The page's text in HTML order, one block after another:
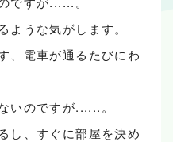
ような気がします。
、電車が通るたびにわ
いのですが......。
し、すぐに部屋を決め